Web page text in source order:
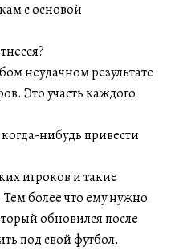
с основой
неудачном результате
Это участь каждого
нибудь привести
игроков и такие
более что ему нужно
обновился после
под свой футбол.